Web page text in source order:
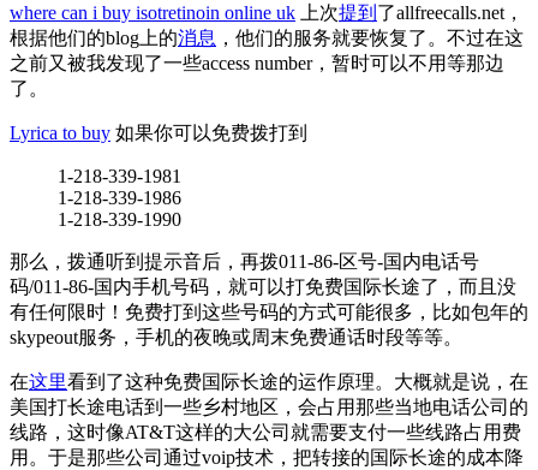
where can i buy isotretinoin online uk 上次提到 了allfreecalls.net，
根据他们的blog上的消息 ，他们的服务就要恢复了。不过在这
之前又被我发现了一些access number，暂时可以不用等那边
了。
Lyrica to buy 如果你可以免费拨打到
1-218-339-1981
1-218-339-1986
1-218-339-1990
那么，拨通听到提示音后，再拨011-86-区号-国内电话号
码/011-86-国内手机号码，就可以打免费国际长途了，而且没
有任何限时！免费打到这些号码的方式可能很多，比如包年的
skypeout服务，手机的夜晚或周末免费通话时段等等。
在这里看到了这种免费国际长途的运作原理。大概就是说，在
美国打长途电话到一些乡村地区，会占用那些当地电话公司的
线路，这时像AT&T这样的大公司就需要支付一些线路占用费
用。于是那些公司通过voip技术，把转接的国际长途的成本降